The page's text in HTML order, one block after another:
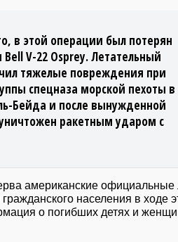
в этой операции был потерян
Bell V-22 Osprey. Летательный
тяжелые повреждения при
спецназа морской пехоты в
Бейда и после вынужденной
ракетным ударом с
американские официальные
населения в ходе
о погибших детях и